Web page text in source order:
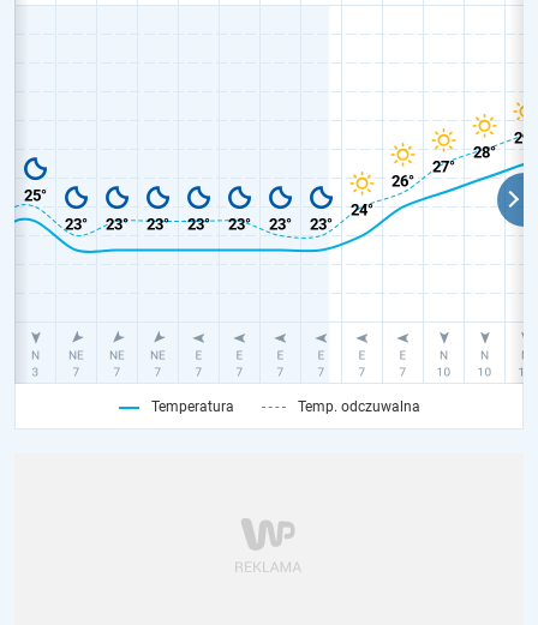
Temperatura Temp. odczuwalna